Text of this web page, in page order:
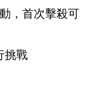
，首次擊殺可
挑戰